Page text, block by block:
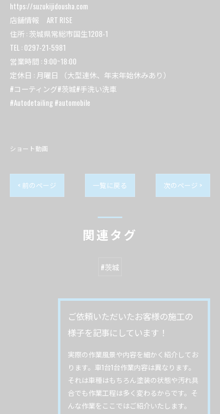
https://suzukijidousha.com
店舗情報 ART RISE
住所 : 茨城県常総市国生1208-1
TEL : 0297-21-5981
営業時間 : 9:00~18:00
定休日 : 月曜日 （大型連休、年末年始休みあり）
#コーティング#茨城#手洗い洗車
#Autodetailing #automobile
ショート動画
< 前のページ 一覧に戻る 次のページ >
関連タグ
#茨城
ご依頼いただいたお客様の施工の
様子を記事にしています！
実際の作業風景や内容を細かく紹介してお
ります。車1台1台作業内容は異なります。
それは車種はもちろん塗装の状態や汚れ具
合でも作業工程は多く変わるからです。そ
んな作業をここではご紹介いたします。